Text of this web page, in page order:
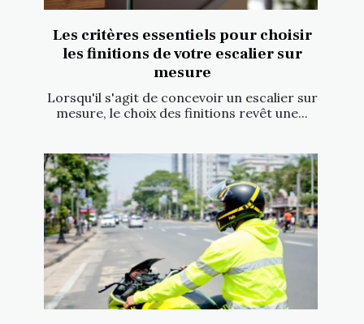
Les critères essentiels pour choisir
les finitions de votre escalier sur
mesure
Lorsqu'il s'agit de concevoir un escalier sur
mesure, le choix des finitions revêt une...